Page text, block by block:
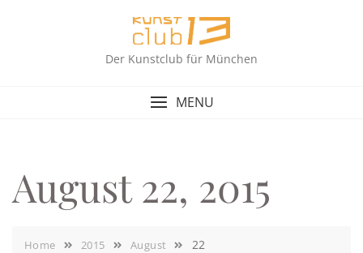
Der Kunstclub für München
MENU
August 22, 2015
Home 2015 August 22